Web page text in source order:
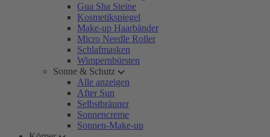
Gua Sha Steine
Kosmetikspiegel
Make-up Haarbänder
Micro Needle Roller
Schlafmasken
Wimpernbürsten
Sonne & Schutz
Alle anzeigen
After Sun
Selbstbräuner
Sonnencreme
Sonnen-Make-up